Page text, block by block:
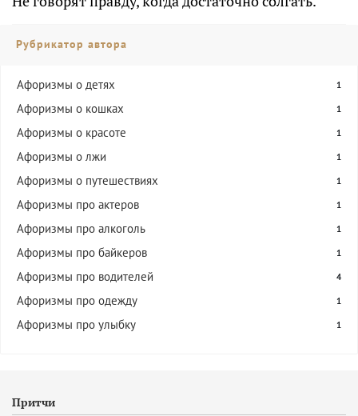
Рубрикатор автора
Афоризмы о детях 1
Афоризмы о кошках 1
Афоризмы о красоте 1
Афоризмы о лжи 1
Афоризмы о путешествиях 1
Афоризмы про актеров 1
Афоризмы про алкоголь 1
Афоризмы про байкеров 1
Афоризмы про водителей 4
Афоризмы про одежду 1
Афоризмы про улыбку 1
Притчи